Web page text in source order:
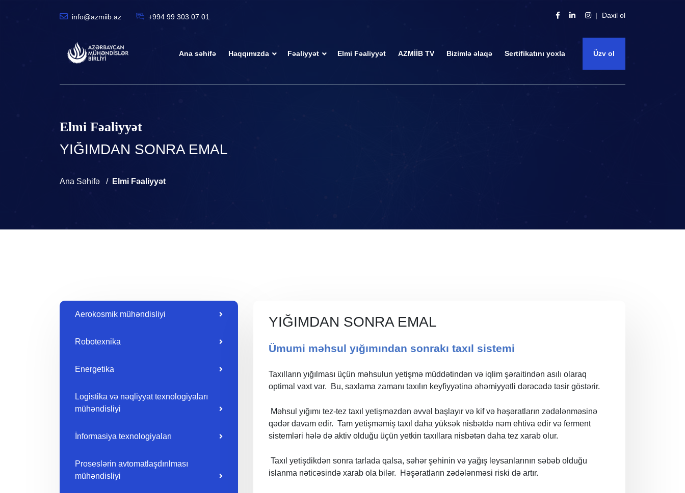
info@azmiib.az +994 99 303 07 01 Daxil ol
Ana səhifə Haqqımızda Fəaliyyət Elmi Fəaliyyət AZMİİB TV Bizimlə əlaqə Sertifikatını yoxla Üzv ol
Elmi Fəaliyyət
YIĞIMDAN SONRA EMAL
Ana Səhifə Elmi Fəaliyyət
Aerokosmik mühəndisliyi
Robotexnika
Energetika
Logistika və nəqliyyat texnologiyaları
mühəndisliyi
İnformasiya texnologiyaları
Proseslərin avtomatlaşdırılması
mühəndisliyi
YIĞIMDAN SONRA EMAL
Ümumi məhsul yığımından sonrakı taxıl sistemi
Taxılların yığılması üçün məhsulun yetişmə müddətindən və iqlim şəraitindən asılı olaraq
optimal vaxt var. Bu, saxlama zamanı taxılın keyfiyyətinə əhəmiyyətli dərəcədə təsir göstərir.
Məhsul yığımı tez-tez taxıl yetişməzdən əvvəl başlayır və kif və həşəratların zədələnməsinə
qədər davam edir. Tam yetişməmiş taxıl daha yüksək nisbətdə nəm ehtiva edir və ferment
sistemləri hələ də aktiv olduğu üçün yetkin taxıllara nisbətən daha tez xarab olur.
Taxıl yetişdikdən sonra tarlada qalsa, səhər şehinin və yağış leysanlarının səbəb olduğu
islanma nəticəsində xarab ola bilər. Həşəratların zədələnməsi riski də artır.